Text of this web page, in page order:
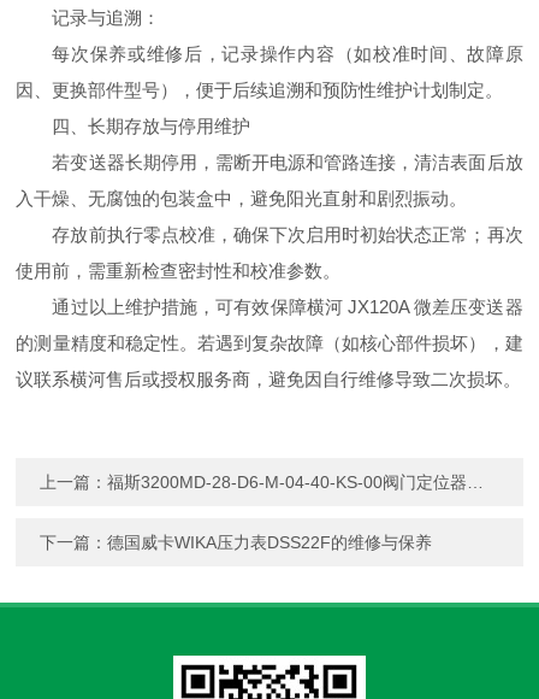
记录与追溯：
每次保养或维修后，记录操作内容（如校准时间、故障原
因、更换部件型号），便于后续追溯和预防性维护计划制定。
四、长期存放与停用维护
若变送器长期停用，需断开电源和管路连接，清洁表面后放
入干燥、无腐蚀的包装盒中，避免阳光直射和剧烈振动。
存放前执行零点校准，确保下次启用时初始状态正常；再次
使用前，需重新检查密封性和校准参数。
通过以上维护措施，可有效保障横河 JX120A 微差压变送器
的测量精度和稳定性。若遇到复杂故障（如核心部件损坏），建
议联系横河售后或授权服务商，避免因自行维修导致二次损坏。
上一篇：福斯3200MD-28-D6-M-04-40-KS-00阀门定位器的参数和使用
下一篇：德国威卡WIKA压力表DSS22F的维修与保养